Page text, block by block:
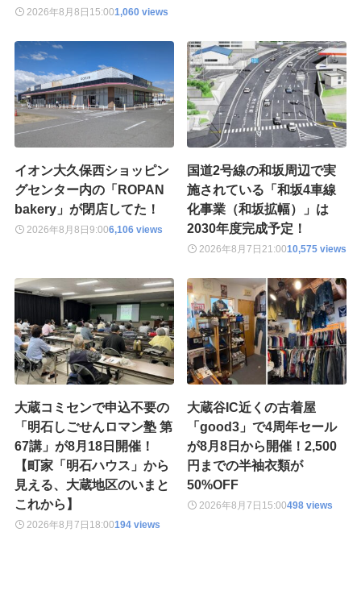
2026年8月8日 15:001,060 views
イオン大久保西ショッピン
グセンター内の「ROPAN
bakery」が閉店してた！
2026年8月8日9:006,106 views
国道2号線の和坂周辺で実
施されている「和坂4車線
化事業（和坂拡幅）」は
2030年度完成予定！
2026年8月7日 21:0010,575 views
大蔵コミセンで申込不要の
「明石しごせんロマン塾 第
67講」が8月18日開催！
【町家「明石ハウス」から
見える、大蔵地区のいまと
これから】
2026年8月7日 18:00194 views
大蔵谷IC近くの古着屋
「good3」で4周年セール
が8月8日から開催！2,500
円までの半袖衣類が
50%OFF
2026年8月7日 15:00498 views